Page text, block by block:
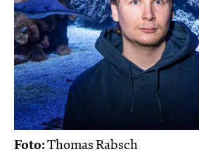
Foto:Thomas Rabsch